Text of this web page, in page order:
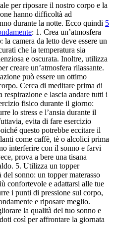
per riposare il nostro corpo e la
hanno difficoltà ad
durante la notte. Ecco quindi 5
: 1. Crea un’atmosfera
la camera da letto deve essere un
che la temperatura sia
e oscurata. Inoltre, utilizza
creare un’atmosfera rilassante.
può essere un ottimo
Cerca di meditare prima di
respirazione e lascia andare tutti i
fisico durante il giorno:
lo stress e l’ansia durante il
evita di fare esercizio
questo potrebbe eccitare il
come caffè, tè o alcolici prima
interferire con il sonno e farvi
prova a bere una tisana
5. Utilizza un topper
sonno: un topper materasso
confortevole e adattarsi alle tue
i punti di pressione sul corpo,
e riposare meglio.
la qualità del tuo sonno e
così per affrontare la giornata